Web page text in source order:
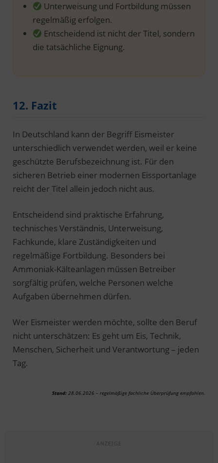
Unterweisung und Fortbildung müssen
regelmäßig erfolgen.
Entscheidend ist nicht der Titel, sondern
die tatsächliche Eignung.
12. Fazit
In Deutschland kann der Begriff Eismeister
unterschiedlich verwendet werden, weil er keine
geschützte Berufsbezeichnung ist. Für den
sicheren Betrieb einer modernen Eissportanlage
reicht der Titel allein jedoch nicht aus.
Entscheidend sind praktische Erfahrung,
technisches Verständnis, Unterweisung,
Fachkunde, klare Zuständigkeiten und
regelmäßige Fortbildung. Besonders bei
Ammoniak-Kälteanlagen müssen Betreiber
sorgfältig prüfen, welche Personen welche
Aufgaben übernehmen dürfen.
Wer Eismeister werden möchte, sollte den Beruf
nicht unterschätzen: Es geht um Eis, Technik,
Menschen, Sicherheit und Verantwortung – jeden
Tag.
Stand: 28.06.2026 – regelmäßige fachliche Überprüfung empfohlen.
ANZEIGE